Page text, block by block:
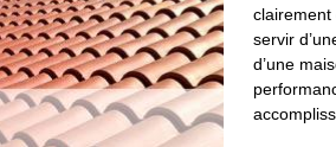
clairement
servir
d’une